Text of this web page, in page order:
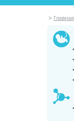
> Главная